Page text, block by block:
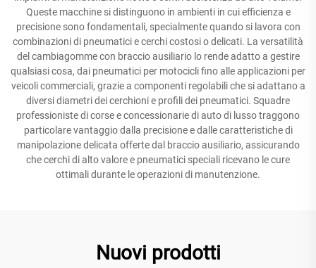
Queste macchine si distinguono in ambienti in cui efficienza e
precisione sono fondamentali, specialmente quando si lavora con
combinazioni di pneumatici e cerchi costosi o delicati. La versatilità
del cambiagomme con braccio ausiliario lo rende adatto a gestire
qualsiasi cosa, dai pneumatici per motocicli fino alle applicazioni per
veicoli commerciali, grazie a componenti regolabili che si adattano a
diversi diametri dei cerchioni e profili dei pneumatici. Squadre
professioniste di corse e concessionarie di auto di lusso traggono
particolare vantaggio dalla precisione e dalle caratteristiche di
manipolazione delicata offerte dal braccio ausiliario, assicurando
che cerchi di alto valore e pneumatici speciali ricevano le cure
ottimali durante le operazioni di manutenzione.
Nuovi prodotti